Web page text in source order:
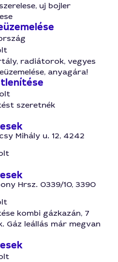
uj bojler
radiátorok, vegyes
anyagára!
szeretnék
Mihály u. 12, 4242
Hrsz. 0339/10, 3390
kombi gázkazán, 7
Gáz leállás már megvan